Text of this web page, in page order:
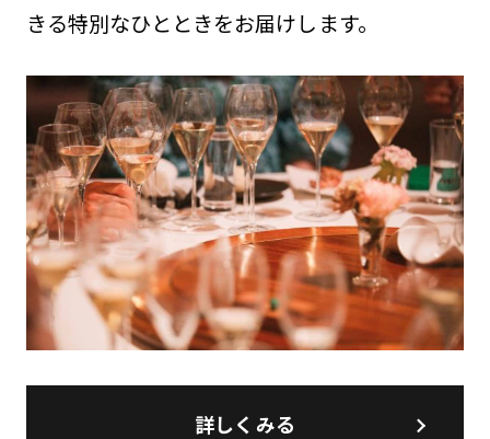
きる特別なひとときをお届けします。
詳しくみる